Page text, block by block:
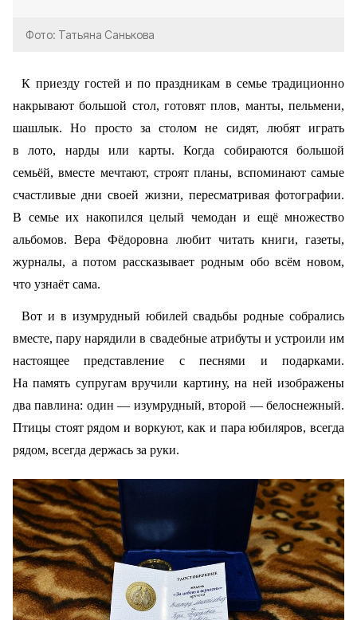
Фото: Татьяна Санькова
К приезду гостей и по праздникам в семье традиционно
накрывают большой стол, готовят плов, манты, пельмени,
шашлык. Но просто за столом не сидят, любят играть
в лото, нарды или карты. Когда собираются большой
семьёй, вместе мечтают, строят планы, вспоминают самые
счастливые дни своей жизни, пересматривая фотографии.
В семье их накопился целый чемодан и ещё множество
альбомов. Вера Фёдоровна любит читать книги, газеты,
журналы, а потом рассказывает родным обо всём новом,
что узнаёт сама.
Вот и в изумрудный юбилей свадьбы родные собрались
вместе, пару нарядили в свадебные атрибуты и устроили им
настоящее представление с песнями и подарками.
На память супругам вручили картину, на ней изображены
два павлина: один — изумрудный, второй — белоснежный.
Птицы стоят рядом и воркуют, как и пара юбиляров, всегда
рядом, всегда держась за руки.